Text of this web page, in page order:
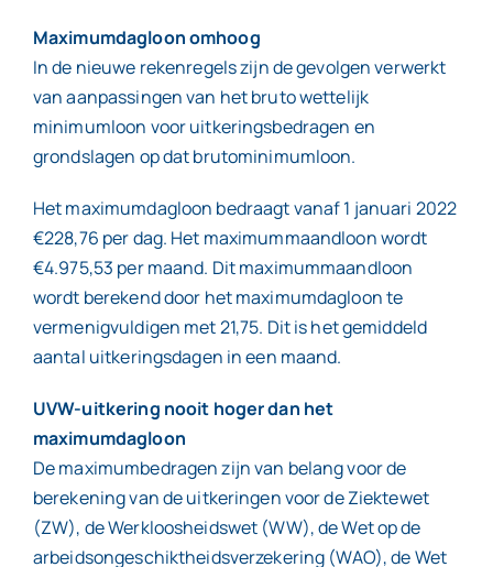
Maximumdagloon omhoog
In de nieuwe rekenregels zijn de gevolgen verwerkt
van aanpassingen van het bruto wettelijk
minimumloon voor uitkeringsbedragen en
grondslagen op dat brutominimumloon.
Het maximumdagloon bedraagt vanaf 1 januari 2022
€228,76 per dag. Het maximummaandloon wordt
€4.975,53 per maand. Dit maximummaandloon
wordt berekend door het maximumdagloon te
vermenigvuldigen met 21,75. Dit is het gemiddeld
aantal uitkeringsdagen in een maand.
UVW-uitkering nooit hoger dan het
maximumdagloon
De maximumbedragen zijn van belang voor de
berekening van de uitkeringen voor de Ziektewet
(ZW), de Werkloosheidswet (WW), de Wet op de
arbeidsongeschiktheidsverzekering (WAO), de Wet